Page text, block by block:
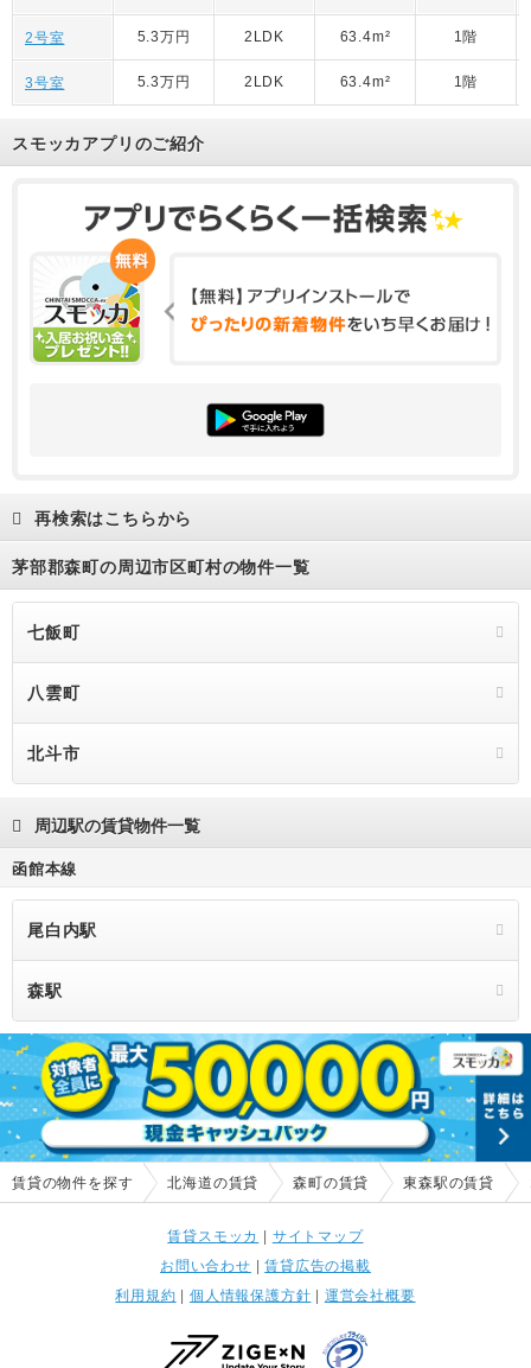
2号室 5.3万円 2LDK 63.4m² 1階
3号室 5.3万円 2LDK 63.4m² 1階
スモッカアプリのご紹介
再検索はこちらから
茅部郡森町の周辺市区町村の物件一覧
七飯町
八雲町
北斗市
周辺駅の賃貸物件一覧
函館本線
尾白内駅
森駅
賃貸の物件を探す 北海道の賃貸 森町の賃貸 東森駅の賃貸
賃貸スモッカ | サイトマップ
お問い合わせ |賃貸広告の掲載
利用規約 | 個人情報保護方針 | 運営会社概要